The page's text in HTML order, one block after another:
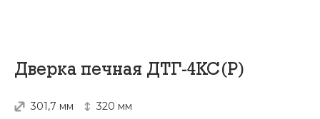
Дверка печная ДТГ-4КС(Р)
301,7 мм 320 мм